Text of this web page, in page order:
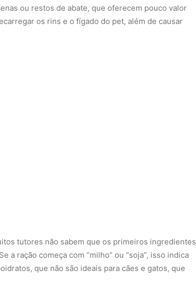
ou restos de abate, que oferecem pouco valor
os rins e o fígado do pet, além de causar
tutores não sabem que os primeiros ingredientes
a ração começa com “milho” ou “soja”, isso indica
que não são ideais para cães e gatos, que